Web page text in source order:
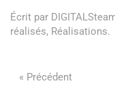
Écrit par
réalisés, Réalisations.
« Précédent